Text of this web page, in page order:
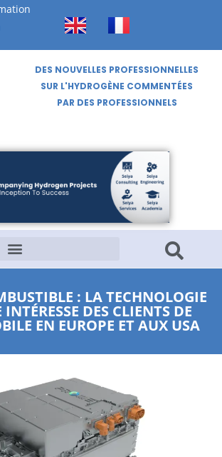
DES NOUVELLES PROFESSIONNELLES
SUR L'HYDROGÈNE COMMENTÉES
PAR DES PROFESSIONNELS
: LA TECHNOLOGIE
DES CLIENTS DE
EN EUROPE ET AUX USA